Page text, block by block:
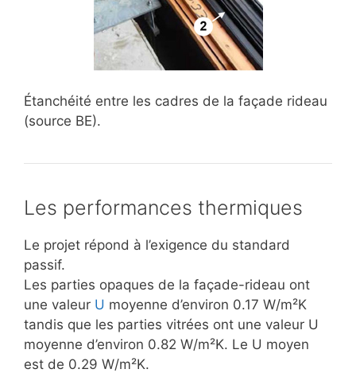
Étanchéité entre les cadres de la façade rideau
(source BE).
Les performances thermiques
Le projet répond à l’exigence du standard
passif.
Les parties opaques de la façade-rideau ont
une valeur U moyenne d’environ 0.17 W/m²K
tandis que les parties vitrées ont une valeur U
moyenne d’environ 0.82 W/m²K. Le U moyen
est de 0.29 W/m²K.